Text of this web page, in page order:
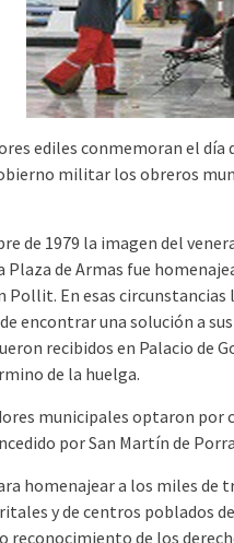
ediles conmemoran el
militar los obreros
de 1979 la imagen del
de Armas fue
Pollit. En esas
encontrar una solución a
recibidos en Palacio de
de la huelga.
municipales optaron por
por San Martín de
homenajear a los miles de
y de centros poblados
reconocimiento de los